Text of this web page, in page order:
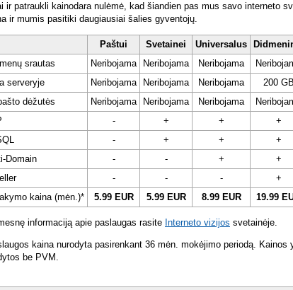
ir patraukli kainodara nulėmė, kad šiandien pas mus savo interneto
ir mumis pasitiki daugiausiai šalies gyventojų.
Paštui Svetainei Universalus
srautas
Neribojama Neribojama Neribojama
serveryje
Neribojama Neribojama Neribojama
200 GB
dėžutės
Neribojama Neribojama Neribojama
- + +
+
- + +
+
Domain
- - +
+
- - -
+
kaina (mėn.)*
5.99 EUR 5.99 EUR 8.99 EUR 19.99
informaciją apie paslaugas rasite Interneto vizijos svetainėje.
kaina nurodyta pasirenkant 36 mėn. mokėjimo periodą. Kainos
be PVM.